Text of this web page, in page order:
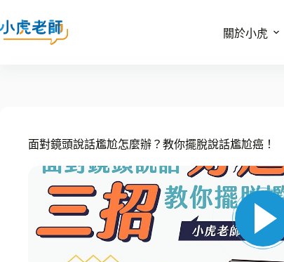
關於小虎
面對鏡頭說話尷尬怎麼辦？教你擺脫說話尷尬癌！